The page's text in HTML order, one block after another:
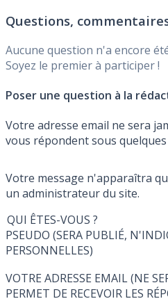
Questions,
Aucune question n'a encore
Soyez le premier à participer !
Poser une question à la
Votre adresse email ne sera
vous répondent sous
Votre message n'apparaîtra
un administrateur du site.
QUI ÊTES-VOUS ?
PSEUDO (SERA PUBLIÉ,
PERSONNELLES)
VOTRE ADRESSE EMAIL (NE
PERMET DE RECEVOIR LES